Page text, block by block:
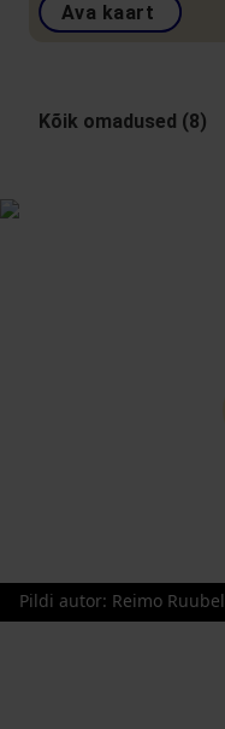
Ava kaart
Kõik omadused (8)
Pildi autor: Reimo Ruubel